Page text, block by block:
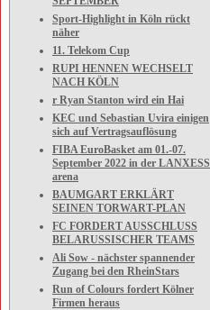
Sport-Highlight in Köln rückt
näher
11. Telekom Cup
RUPI HENNEN WECHSELT
NACH KÖLN
r Ryan Stanton wird ein Hai
KEC und Sebastian Uvira einigen
sich auf Vertragsauflösung
FIBA EuroBasket am 01.-07.
September 2022 in der LANXESS
arena
BAUMGART ERKLÄRT
SEINEN TORWART-PLAN
FC FORDERT AUSSCHLUSS
BELARUSSISCHER TEAMS
Ali Sow - nächster spannender
Zugang bei den RheinStars
Run of Colours fordert Kölner
Firmen heraus